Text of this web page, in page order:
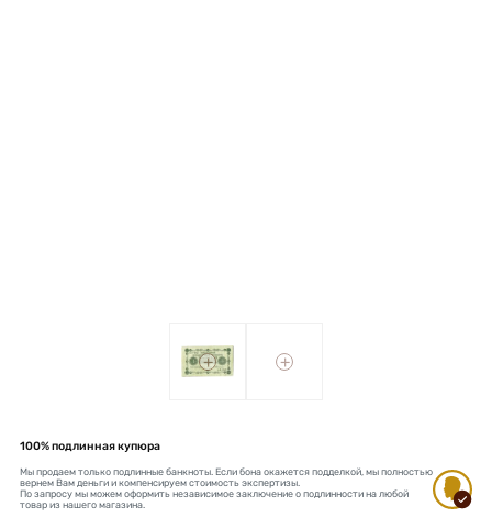
+ +
100% подлинная купюра
Мы продаем только подлинные банкноты. Если бона окажется подделкой, мы полностью
вернем Вам деньги и компенсируем стоимость экспертизы.
По запросу мы можем оформить независимое заключение о подлинности на любой
товар из нашего магазина.